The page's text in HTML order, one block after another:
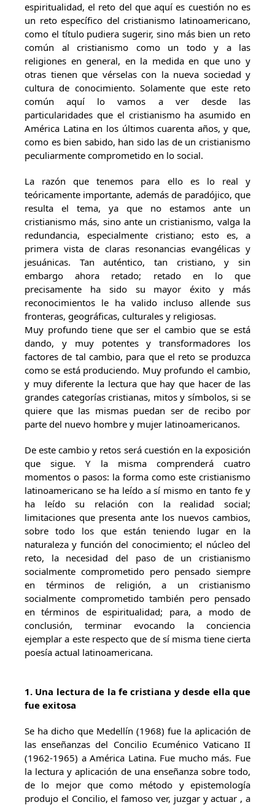
espiritualidad, el reto del que aquí es cuestión no es
un reto específico del cristianismo latinoamericano,
como el título pudiera sugerir, sino más bien un reto
común al cristianismo como un todo y a las
religiones en general, en la medida en que uno y
otras tienen que vérselas con la nueva sociedad y
cultura de conocimiento. Solamente que este reto
común aquí lo vamos a ver desde las
particularidades que el cristianismo ha asumido en
América Latina en los últimos cuarenta años, y que,
como es bien sabido, han sido las de un cristianismo
peculiarmente comprometido en lo social.
La razón que tenemos para ello es lo real y
teóricamente importante, además de paradójico, que
resulta el tema, ya que no estamos ante un
cristianismo más, sino ante un cristianismo, valga la
redundancia, especialmente cristiano; esto es, a
primera vista de claras resonancias evangélicas y
jesuánicas. Tan auténtico, tan cristiano, y sin
embargo ahora retado; retado en lo que
precisamente ha sido su mayor éxito y más
reconocimientos le ha valido incluso allende sus
fronteras, geográficas, culturales y religiosas.
Muy profundo tiene que ser el cambio que se está
dando, y muy potentes y transformadores los
factores de tal cambio, para que el reto se produzca
como se está produciendo. Muy profundo el cambio,
y muy diferente la lectura que hay que hacer de las
grandes categorías cristianas, mitos y símbolos, si se
quiere que las mismas puedan ser de recibo por
parte del nuevo hombre y mujer latinoamericanos.
De este cambio y retos será cuestión en la exposición
que sigue. Y la misma comprenderá cuatro
momentos o pasos: la forma como este cristianismo
latinoamericano se ha leído a sí mismo en tanto fe y
ha leído su relación con la realidad social;
limitaciones que presenta ante los nuevos cambios,
sobre todo los que están teniendo lugar en la
naturaleza y función del conocimiento; el núcleo del
reto, la necesidad del paso de un cristianismo
socialmente comprometido pero pensado siempre
en términos de religión, a un cristianismo
socialmente comprometido también pero pensado
en términos de espiritualidad; para, a modo de
conclusión, terminar evocando la conciencia
ejemplar a este respecto que de sí misma tiene cierta
poesía actual latinoamericana.
1. Una lectura de la fe cristiana y desde ella que
fue exitosa
Se ha dicho que Medellín (1968) fue la aplicación de
las enseñanzas del Concilio Ecuménico Vaticano II
(1962-1965) a América Latina. Fue mucho más. Fue
la lectura y aplicación de una enseñanza sobre todo,
de lo mejor que como método y epistemología
produjo el Concilio, el famoso ver, juzgar y actuar , a